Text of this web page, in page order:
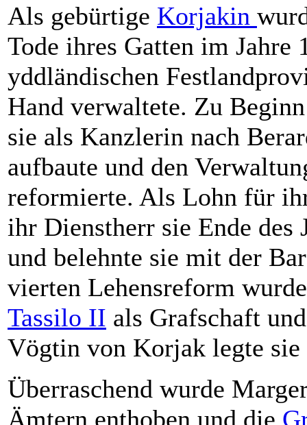
Als gebürtige Korjakin
Tode ihres Gatten im
yddländischen
Hand verwaltete. Zu
sie als Kanzlerin nach
aufbaute und den
reformierte. Als Lohn für
ihr Dienstherr sie Ende des
und belehnte sie mit der
vierten Lehensreform
Tassilo II als Grafschaft
Vögtin von Korjak legte sie
Überraschend wurde
Ämtern enthoben und die